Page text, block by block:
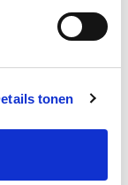
tonen